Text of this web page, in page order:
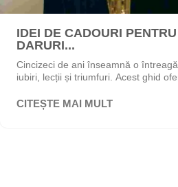
IDEI DE CADOURI
DARURI...
Cincizeci de ani înseamnă o
iubiri, lecții și triumfuri. Acest ghid
CITEȘTE MAI MULT